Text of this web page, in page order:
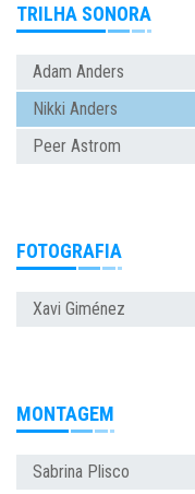
TRILHA SONORA
Adam Anders
Nikki Anders
Peer Astrom
FOTOGRAFIA
Xavi Giménez
MONTAGEM
Sabrina Plisco